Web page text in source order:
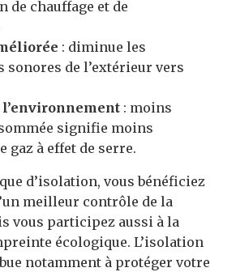
de chauffage et de
: diminue les
de l’extérieur vers
l’environnement : moins
signifie moins
gaz à effet de serre.
d’isolation, vous bénéficiez
meilleur contrôle de la
vous participez aussi à la
écologique. L’isolation
notamment à protéger votre